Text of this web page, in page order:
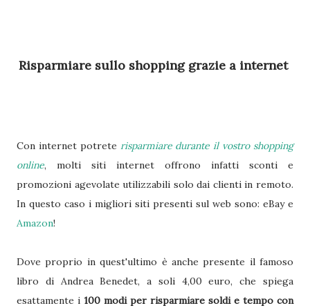
Risparmiare sullo shopping grazie a internet
Con internet potrete risparmiare durante il vostro shopping
online, molti siti internet offrono infatti sconti e
promozioni agevolate utilizzabili solo dai clienti in remoto.
In questo caso i migliori siti presenti sul web sono: eBay e
Amazon!
Dove proprio in quest'ultimo è anche presente il famoso
libro di Andrea Benedet, a soli 4,00 euro, che spiega
esattamente i 100 modi per risparmiare soldi e tempo con